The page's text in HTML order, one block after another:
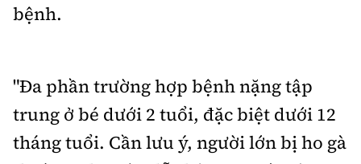
bệnh.
"Đa phần trường hợp bệnh nặng tập
trung ở bé dưới 2 tuổi, đặc biệt dưới 12
tháng tuổi. Cần lưu ý, người lớn bị ho gà